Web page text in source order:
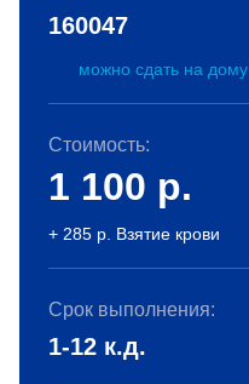
160047
можно сдать на дому
Стоимость:
1 100 р.
+ 285 р. Взятие крови
Срок выполнения:
1-12 к.д.